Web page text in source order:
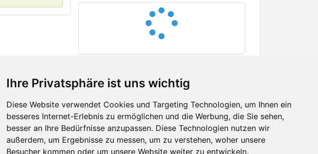
Ihre Privatsphäre ist uns wichtig
Diese Website verwendet Cookies und Targeting Technologien, um Ihnen ein
besseres Internet-Erlebnis zu ermöglichen und die Werbung, die Sie sehen,
besser an Ihre Bedürfnisse anzupassen. Diese Technologien nutzen wir
außerdem, um Ergebnisse zu messen, um zu verstehen, woher unsere
Besucher kommen oder um unsere Website weiter zu entwickeln.
Contacts
Feedback
Report A Bug
Facebook
Twitter
YouTube